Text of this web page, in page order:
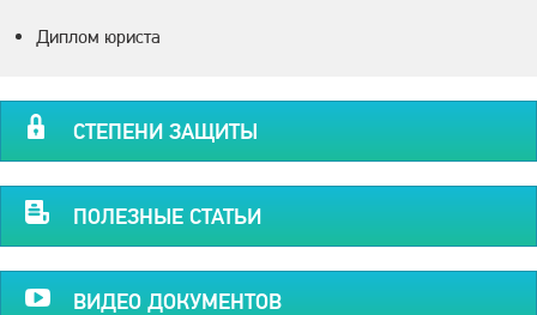
Диплом юриста
СТЕПЕНИ ЗАЩИТЫ
ПОЛЕЗНЫЕ СТАТЬИ
ВИДЕО ДОКУМЕНТОВ